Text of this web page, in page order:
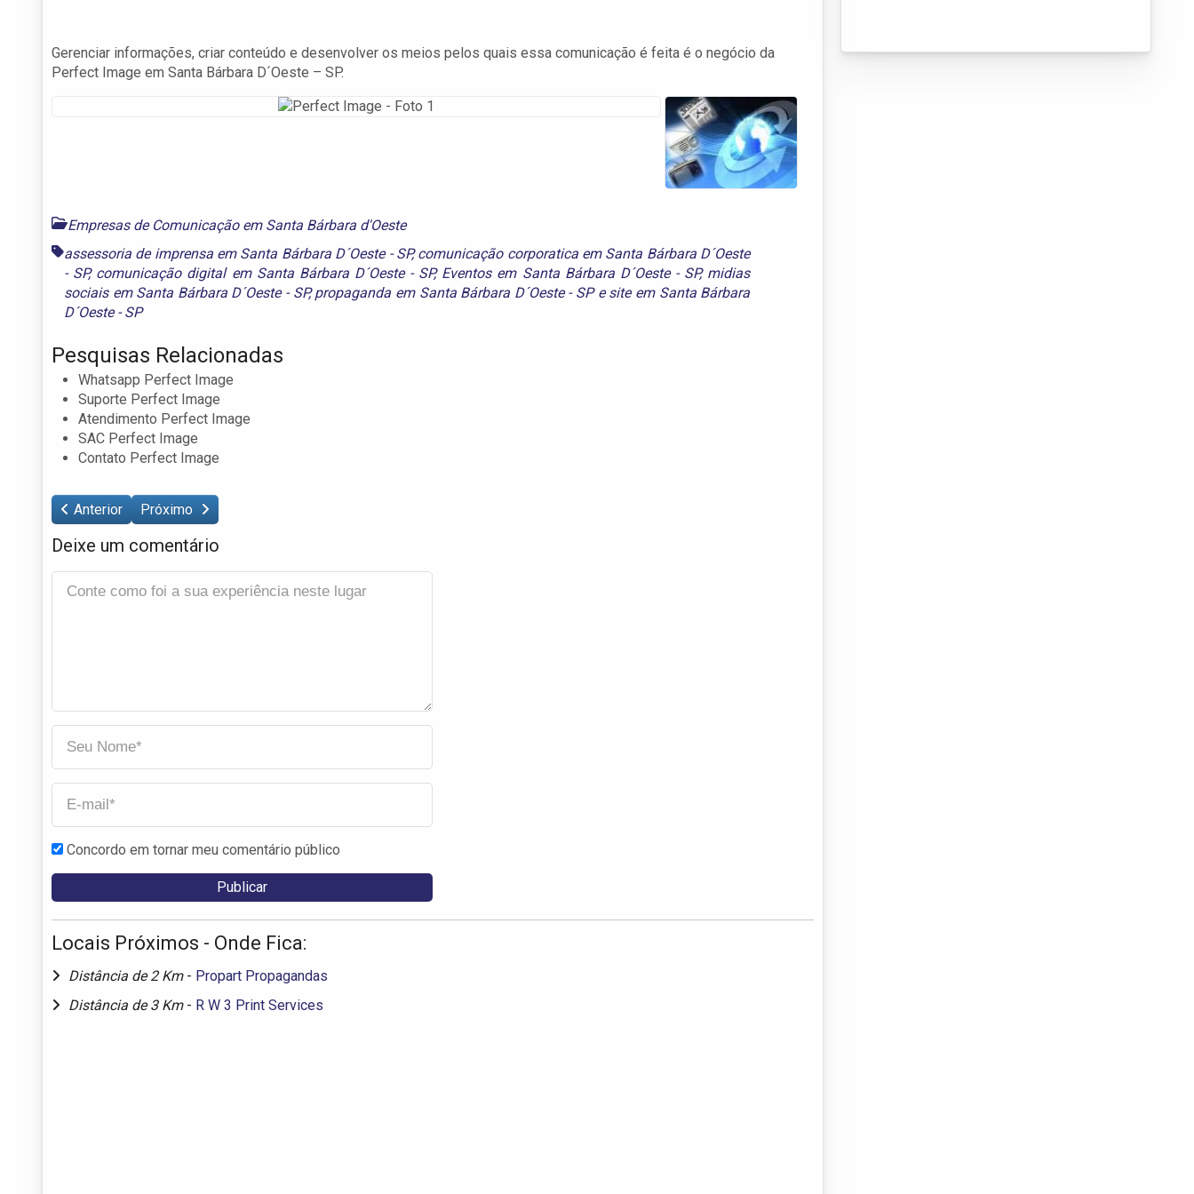
Gerenciar informações, criar conteúdo e desenvolver os meios pelos quais essa comunicação é feita é o negócio da
Perfect Image em Santa Bárbara D´Oeste – SP.
Empresas de Comunicação em Santa Bárbara d'Oeste
assessoria de imprensa em Santa Bárbara D´Oeste - SP,comunicação corporatica em Santa Bárbara D´Oeste
- SP, comunicação digital em Santa Bárbara D´Oeste - SP, Eventos em Santa Bárbara D´Oeste - SP, midias
sociais em Santa Bárbara D´Oeste - SP,propaganda em Santa Bárbara D´Oeste - SPesite em Santa Bárbara
D´Oeste - SP
Pesquisas Relacionadas
Whatsapp Perfect Image
Suporte Perfect Image
Atendimento Perfect Image
SAC Perfect Image
Contato Perfect Image
Anterior Próximo
Deixe um comentário
Concordo em tornar meu comentário público
Locais Próximos - Onde Fica:
Distância de 2 Km - Propart Propagandas
Distância de 3 Km - R W 3 Print Services